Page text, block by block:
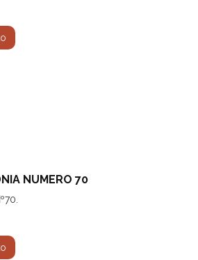
NUMERO 70